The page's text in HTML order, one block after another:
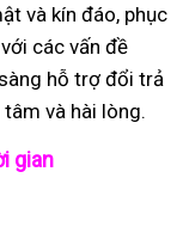
và kín đáo, phục
các vấn đề
hỗ trợ đổi trả
và hài lòng.
gian